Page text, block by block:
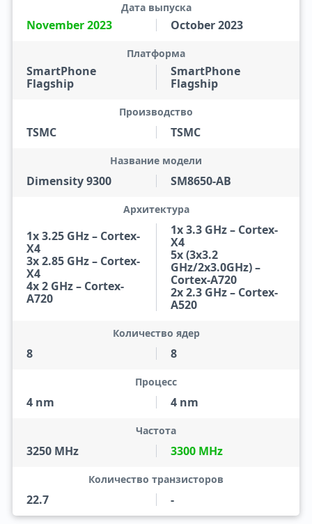
November 2023
Дата выпуска
October 2023
SmartPhone
Flagship
Платформа
SmartPhone
Flagship
TSMC
Производство
TSMC
Dimensity 9300
Название модели
SM8650-AB
1x 3.25 GHz – Cortex-
X4
3x 2.85 GHz – Cortex-
X4
4x 2 GHz – Cortex-
A720
Архитектура
1x 3.3 GHz – Cortex-
X4
5x (3x3.2
GHz/2x3.0GHz) –
Cortex-A720
2x 2.3 GHz – Cortex-
A520
8
Количество ядер
8
4 nm
Процесс
4 nm
3250 MHz
Частота
3300 MHz
22.7
Количество транзисторов
-